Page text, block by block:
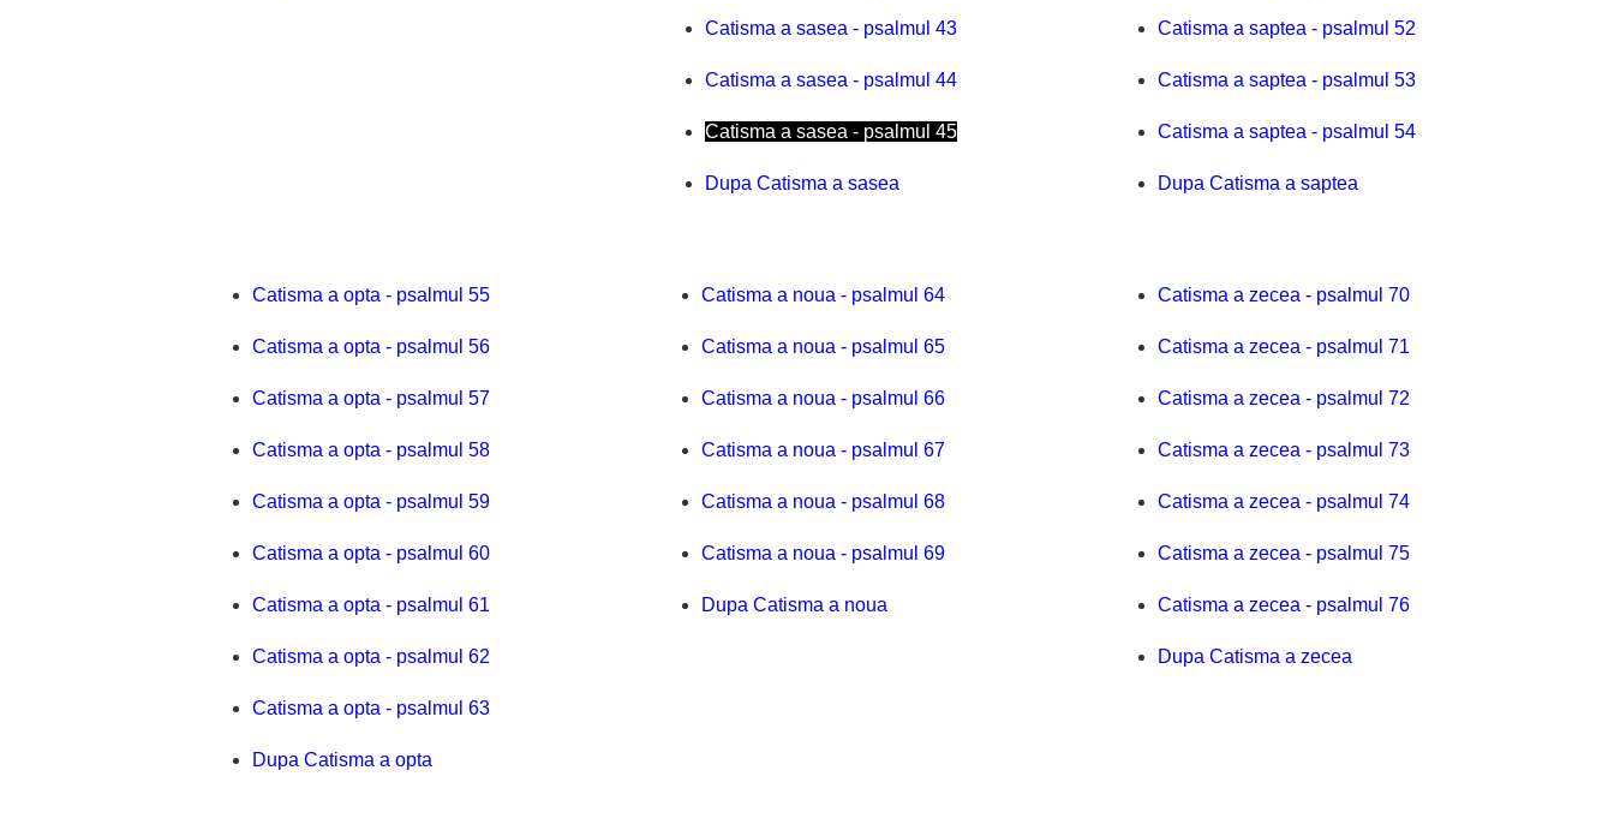
Catisma a sasea - psalmul 43
Catisma a sasea - psalmul 44
Catisma a sasea - psalmul 45
Dupa Catisma a sasea
Catisma a saptea - psalmul 52
Catisma a saptea - psalmul 53
Catisma a saptea - psalmul 54
Dupa Catisma a saptea
Catisma a opta - psalmul 55
Catisma a opta - psalmul 56
Catisma a opta - psalmul 57
Catisma a opta - psalmul 58
Catisma a opta - psalmul 59
Catisma a opta - psalmul 60
Catisma a opta - psalmul 61
Catisma a opta - psalmul 62
Catisma a opta - psalmul 63
Dupa Catisma a opta
Catisma a noua - psalmul 64
Catisma a noua - psalmul 65
Catisma a noua - psalmul 66
Catisma a noua - psalmul 67
Catisma a noua - psalmul 68
Catisma a noua - psalmul 69
Dupa Catisma a noua
Catisma a zecea - psalmul 70
Catisma a zecea - psalmul 71
Catisma a zecea - psalmul 72
Catisma a zecea - psalmul 73
Catisma a zecea - psalmul 74
Catisma a zecea - psalmul 75
Catisma a zecea - psalmul 76
Dupa Catisma a zecea